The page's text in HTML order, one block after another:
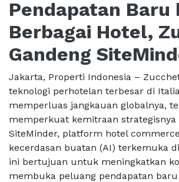
Pendapatan Baru
Berbagai Hotel,
Gandeng
Jakarta, Properti Indonesia –
teknologi perhotelan terbesar di
memperluas jangkauan globalnya,
memperkuat kemitraan strategisnya
SiteMinder, platform hotel
kecerdasan buatan (AI) terkemuka
ini bertujuan untuk meningkatkan
membuka peluang pendapatan baru